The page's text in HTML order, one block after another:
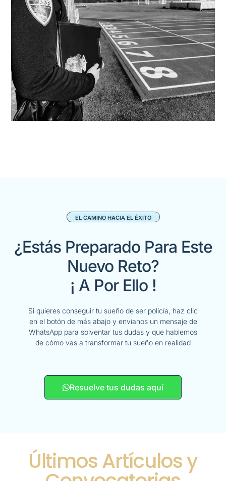
EL CAMINO HACIA EL ÉXITO
¿Estás Preparado Para Este
Nuevo Reto?
¡ A Por Ello !
Si quieres conseguir tu sueño de ser policía, haz clic
en el botón de más abajo y envíanos un mensaje de
WhatsApp para solventar tus dudas y que hablemos
de cómo vas a transformar tu sueño en realidad
Resuelve tus dudas aquí
Últimos Artículos y